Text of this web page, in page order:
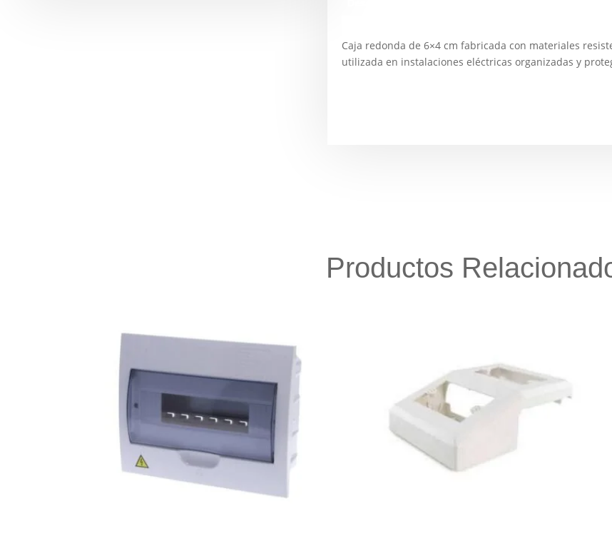
Caja redonda de 6×4 cm fabricada con materiales
utilizada en instalaciones eléctricas organizadas y
Productos